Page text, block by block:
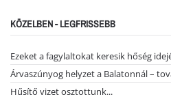
KÖZELBEN - LEGFRISSEBB
Ezeket a fagylaltokat keresik hőség
Árvaszúnyog helyzet a Balatonnál –
Hűsítő vizet osztottunk...